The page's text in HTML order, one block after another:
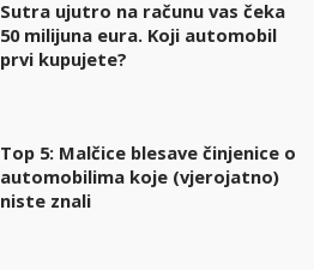
Sutra ujutro na računu vas čeka
50 milijuna eura. Koji automobil
prvi kupujete?
Top 5: Malčice blesave činjenice o
automobilima koje (vjerojatno)
niste znali